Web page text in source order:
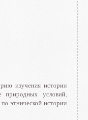
изучения истории
природных условий,
этнической истории